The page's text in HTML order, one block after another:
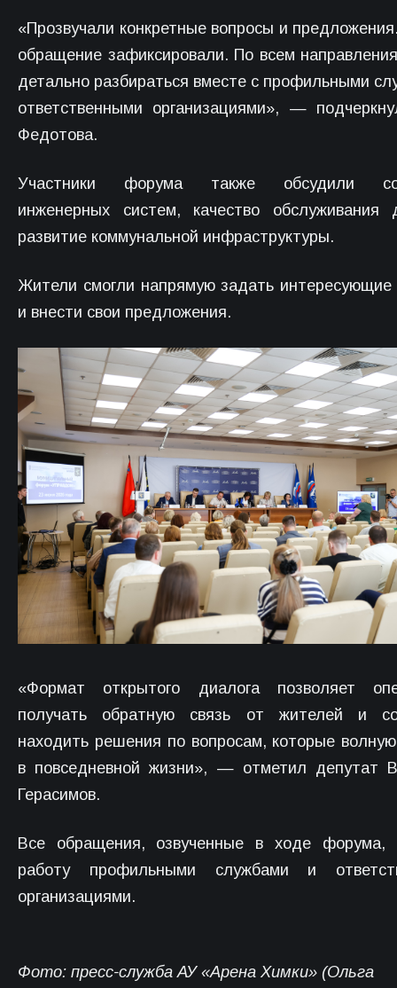
«Прозвучали конкретные вопросы и
обращение зафиксировали. По всем
детально разбираться вместе с профильными
ответственными организациями», —
Федотова.
Участники форума также обсудили
инженерных систем, качество обслуживания
развитие коммунальной инфраструктуры.
Жители смогли напрямую задать интересующие
и внести свои предложения.
«Формат открытого диалога позволяет
получать обратную связь от жителей и
находить решения по вопросам, которые
в повседневной жизни», — отметил депутат
Герасимов.
Все обращения, озвученные в ходе форума,
работу профильными службами и
организациями.
Фото: пресс-служба АУ «Арена Химки» (Ольга